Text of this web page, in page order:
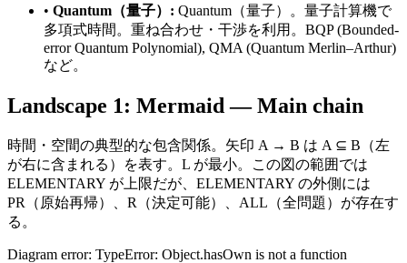
• Quantum（量子）: Quantum（量子）。量子計算機で
多項式時間。重ね合わせ・干渉を利用。BQP (Bounded-
error Quantum Polynomial), QMA (Quantum Merlin–Arthur)
など。
Landscape 1: Mermaid — Main chain
時間・空間の典型的な包含関係。矢印 A → B は A ⊆ B（左
が右に含まれる）を表す。L が最小。この図の範囲では
ELEMENTARY が上限だが、ELEMENTARY の外側には
PR（原始再帰）、R（決定可能）、ALL（全問題）が存在す
る。
Diagram error: TypeError: Object.hasOwn is not a function